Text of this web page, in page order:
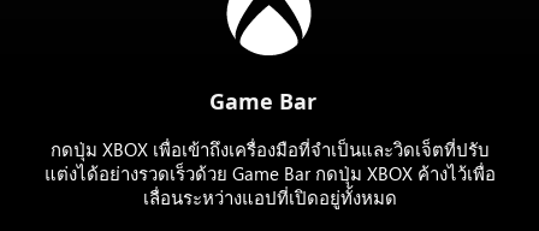
Game Bar
กดปุ่ม XBOX เพื่อเข้าถึงเครื่องมือที่จำเป็นและวิดเจ็ตที่ปรับ
แต่งได้อย่างรวดเร็วด้วย Game Bar กดปุ่ม XBOX ค้างไว้เพื่อ
เลื่อนระหว่างแอปที่เปิดอยู่ทั้งหมด